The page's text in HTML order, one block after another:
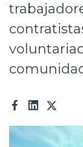
Trabaja
Canales